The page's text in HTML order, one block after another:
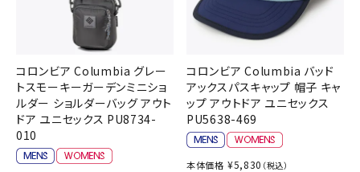
コロンビア Columbia グレー
トスモーキーガーデンミニショ
ルダー ショルダーバッグ アウト
ドア ユニセックス PU8734-
010
コロンビア Columbia バッド
アックスパスキャップ 帽子 キャ
ップ アウトドア ユニセックス
PU5638-469
本体価格 ¥5,830 （税込）